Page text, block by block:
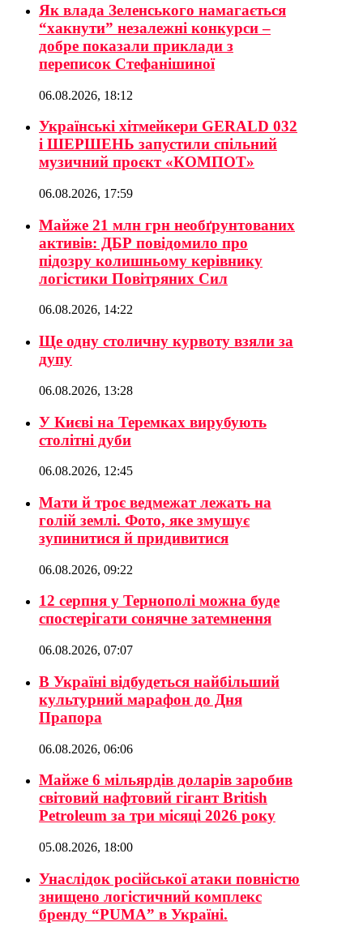
Як влада Зеленського намагається
“хакнути” незалежні конкурси –
добре показали приклади з
переписок Стефанішиної
06.08.2026, 18:12
Українські хітмейкери GERALD 032
і ШЕРШЕНЬ запустили спільний
музичний проєкт «КОМПОТ»
06.08.2026, 17:59
Майже 21 млн грн необґрунтованих
активів: ДБР повідомило про
підозру колишньому керівнику
логістики Повітряних Сил
06.08.2026, 14:22
Ще одну столичну курвоту взяли за
дупу
06.08.2026, 13:28
У Києві на Теремках вирубують
столітні дуби
06.08.2026, 12:45
Мати й троє ведмежат лежать на
голій землі. Фото, яке змушує
зупинитися й придивитися
06.08.2026, 09:22
12 серпня у Тернополі можна буде
спостерігати сонячне затемнення
06.08.2026, 07:07
В Україні відбудеться найбільший
культурний марафон до Дня
Прапора
06.08.2026, 06:06
Майже 6 мільярдів доларів заробив
світовий нафтовий гігант British
Petroleum за три місяці 2026 року
05.08.2026, 18:00
Унаслідок російської атаки повністю
знищено логістичний комплекс
бренду “PUMA” в Україні.